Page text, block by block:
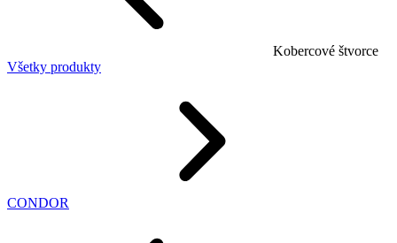
Kobercové štvorce
Všetky produkty
CONDOR